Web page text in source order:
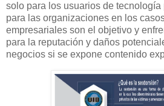
solo para los usuarios de
para las organizaciones en los
empresariales son el objetivo y
para la reputación y daños
negocios si se expone contenido